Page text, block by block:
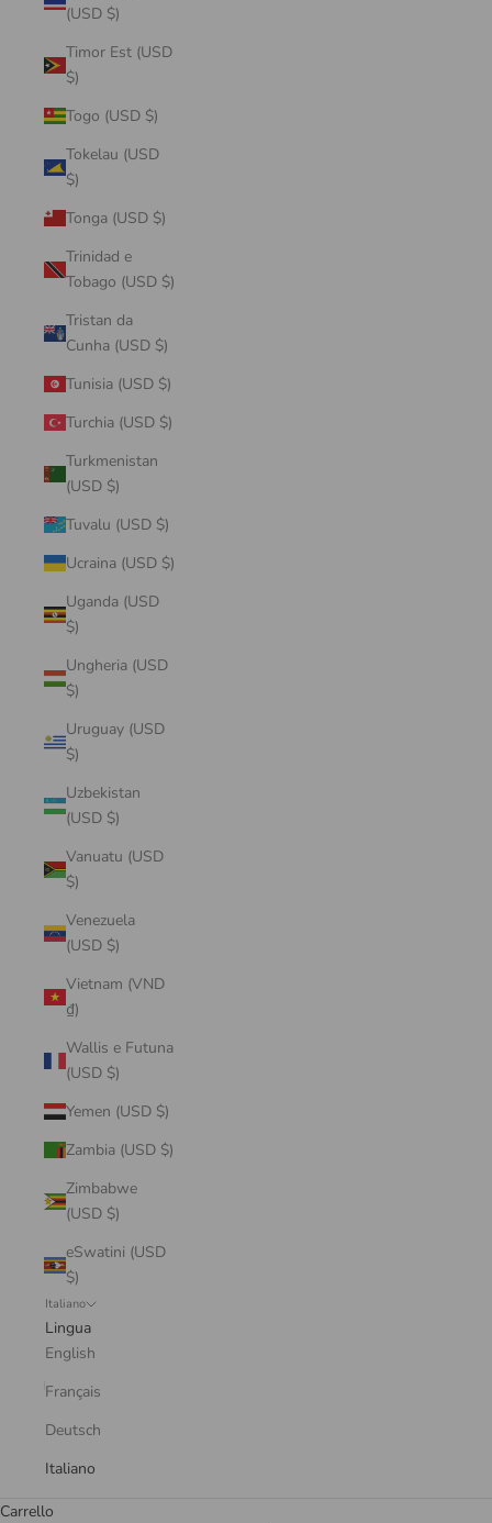
(USD $)
Timor Est (USD
$)
Togo (USD $)
Tokelau (USD
$)
Tonga (USD $)
Trinidad e
Tobago (USD $)
Tristan da
Cunha (USD $)
Tunisia (USD $)
Turchia (USD $)
Turkmenistan
(USD $)
Tuvalu (USD $)
Ucraina (USD $)
Uganda (USD
$)
Ungheria (USD
$)
Uruguay (USD
$)
Uzbekistan
(USD $)
Vanuatu (USD
$)
Venezuela
(USD $)
Vietnam (VND
₫)
Wallis e Futuna
(USD $)
Yemen (USD $)
Zambia (USD $)
Zimbabwe
(USD $)
eSwatini (USD
$)
Italiano
Lingua
English
Français
Deutsch
Italiano
Carrello